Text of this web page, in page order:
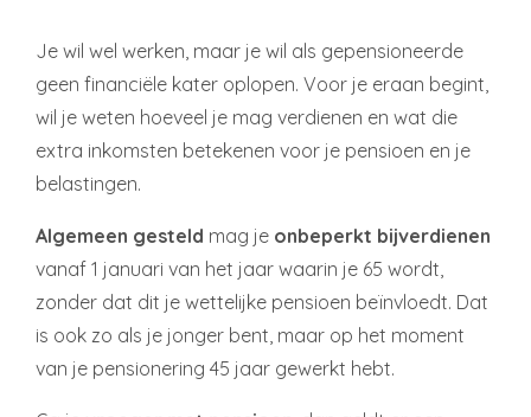
Je wil wel werken, maar je wil als gepensioneerde
geen financiële kater oplopen. Voor je eraan begint,
wil je weten hoeveel je mag verdienen en wat die
extra inkomsten betekenen voor je pensioen en je
belastingen.
Algemeen gesteld mag je onbeperkt bijverdienen
vanaf 1 januari van het jaar waarin je 65 wordt,
zonder dat dit je wettelijke pensioen beïnvloedt. Dat
is ook zo als je jonger bent, maar op het moment
van je pensionering 45 jaar gewerkt hebt.